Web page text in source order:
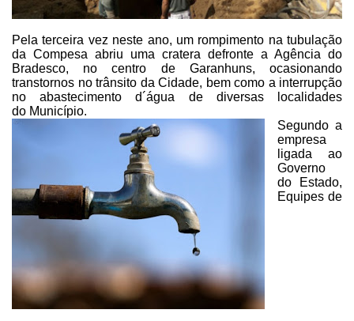
Pela terceira vez neste ano, um rompimento na tubulação
da Compesa abriu uma cratera defronte a Agência do
Bradesco, no centro de Garanhuns, ocasionando
transtornos no trânsito daCidade, bem como a interrupção
no abastecimento d´água de diversas localidades
do Município.
Segundo a
empresa
ligada ao
Governo
do Estado,
Equipes de